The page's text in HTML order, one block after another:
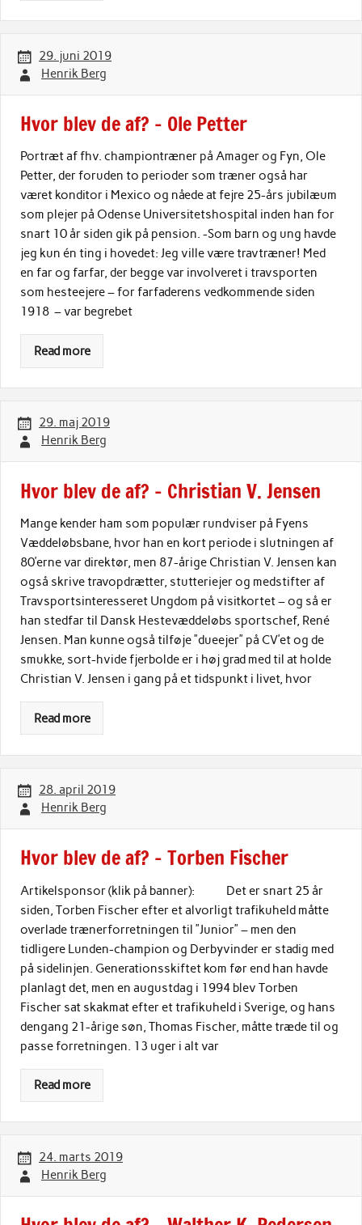
29. juni 2019
Henrik Berg
Hvor blev de af? – Ole Petter
Portræt af fhv. championtræner på Amager og Fyn, Ole
Petter, der foruden to perioder som træner også har
været konditor i Mexico og nåede at fejre 25-års jubilæum
som plejer på Odense Universitetshospital inden han for
snart 10 år siden gik på pension. -Som barn og ung havde
jeg kun én ting i hovedet: Jeg ville være travtræner! Med
en far og farfar, der begge var involveret i travsporten
som hesteejere – for farfaderens vedkommende siden
1918 – var begrebet
Read more
29. maj 2019
Henrik Berg
Hvor blev de af? – Christian V. Jensen
Mange kender ham som populær rundviser på Fyens
Væddeløbsbane, hvor han en kort periode i slutningen af
80’erne var direktør, men 87-årige Christian V. Jensen kan
også skrive travopdrætter, stutteriejer og medstifter af
Travsportsinteresseret Ungdom på visitkortet – og så er
han stedfar til Dansk Hestevæddeløbs sportschef, René
Jensen. Man kunne også tilføje ”dueejer” på CV’et og de
smukke, sort-hvide fjerbolde er i høj grad med til at holde
Christian V. Jensen i gang på et tidspunkt i livet, hvor
Read more
28. april 2019
Henrik Berg
Hvor blev de af? – Torben Fischer
Artikelsponsor (klik på banner): Det er snart 25 år
siden, Torben Fischer efter et alvorligt trafikuheld måtte
overlade trænerforretningen til ”Junior” – men den
tidligere Lunden-champion og Derbyvinder er stadig med
på sidelinjen. Generationsskiftet kom før end han havde
planlagt det, men en augustdag i 1994 blev Torben
Fischer sat skakmat efter et trafikuheld i Sverige, og hans
dengang 21-årige søn, Thomas Fischer, måtte træde til og
passe forretningen. 13 uger i alt var
Read more
24. marts 2019
Henrik Berg